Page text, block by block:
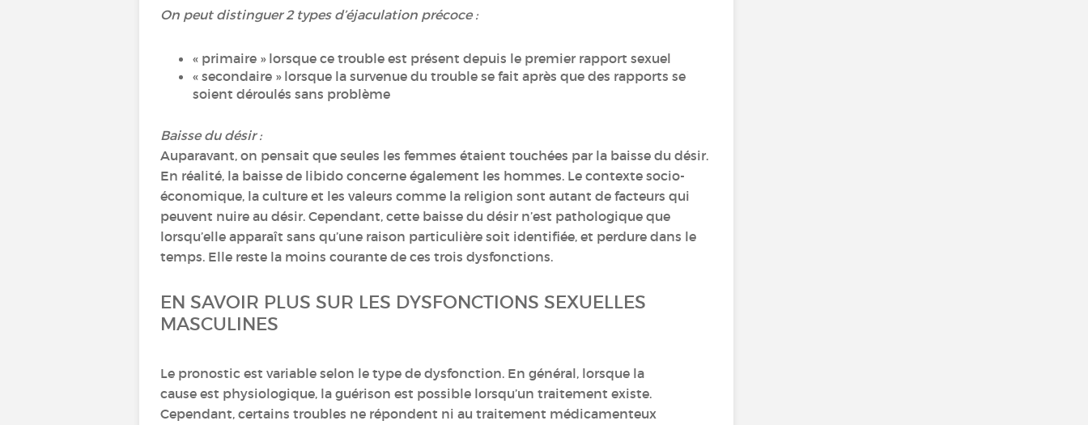
On peut distinguer 2 types d’éjaculation précoce :
« primaire » lorsque ce trouble est présent depuis le premier rapport sexuel
« secondaire » lorsque la survenue du trouble se fait après que des rapports se
soient déroulés sans problème
Baisse du désir :
Auparavant, on pensait que seules les femmes étaient touchées par la baisse du désir.
En réalité, la baisse de libido concerne également les hommes. Le contexte socio-
économique, la culture et les valeurs comme la religion sont autant de facteurs qui
peuvent nuire au désir. Cependant, cette baisse du désir n’est pathologique que
lorsqu’elle apparaît sans qu’une raison particulière soit identifiée, et perdure dans le
temps. Elle reste la moins courante de ces trois dysfonctions.
EN SAVOIR PLUS SUR LES DYSFONCTIONS SEXUELLES
MASCULINES
Le pronostic est variable selon le type de dysfonction. En général, lorsque la
cause est physiologique, la guérison est possible lorsqu’un traitement existe.
Cependant, certains troubles ne répondent ni au traitement médicamenteux